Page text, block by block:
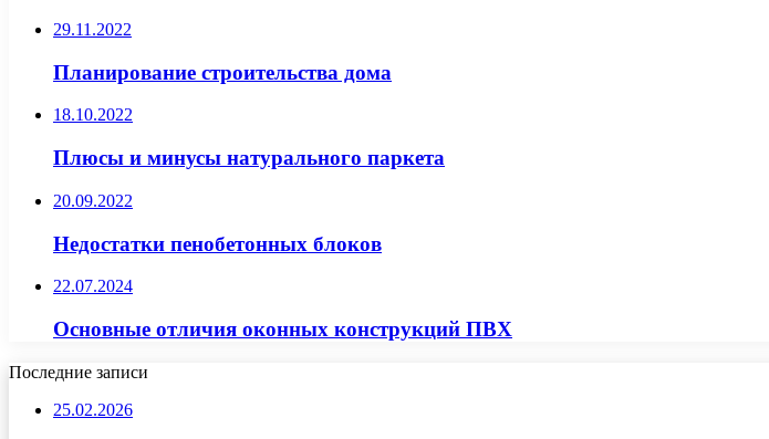
29.11.2022
Планирование строительства дома
18.10.2022
Плюсы и минусы натурального паркета
20.09.2022
Недостатки пенобетонных блоков
22.07.2024
Основные отличия оконных конструкций ПВХ
Последние записи
25.02.2026